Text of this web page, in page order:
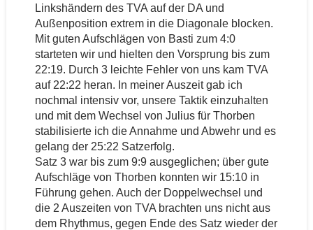
Linkshändern des TVA auf der DA und
Außenposition extrem in die Diagonale blocken.
Mit guten Aufschlägen von Basti zum 4:0
starteten wir und hielten den Vorsprung bis zum
22:19. Durch 3 leichte Fehler von uns kam TVA
auf 22:22 heran. In meiner Auszeit gab ich
nochmal intensiv vor, unsere Taktik einzuhalten
und mit dem Wechsel von Julius für Thorben
stabilisierte ich die Annahme und Abwehr und es
gelang der 25:22 Satzerfolg.
Satz 3 war bis zum 9:9 ausgeglichen; über gute
Aufschläge von Thorben konnten wir 15:10 in
Führung gehen. Auch der Doppelwechsel und
die 2 Auszeiten von TVA brachten uns nicht aus
dem Rhythmus, gegen Ende des Satz wieder der